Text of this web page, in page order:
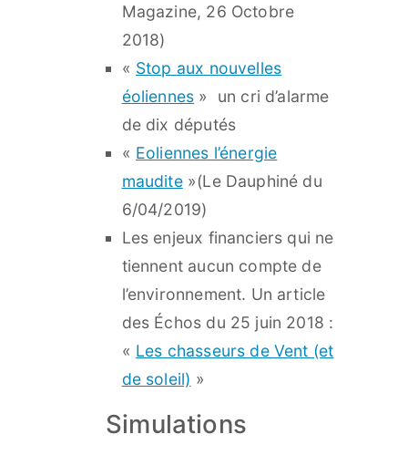
Magazine, 26 Octobre
2018)
« Stop aux nouvelles
éoliennes » un cri d’alarme
de dix députés
« Eoliennes l’énergie
maudite»(Le Dauphiné du
6/04/2019)
Les enjeux financiers qui ne
tiennent aucun compte de
l’environnement. Un article
des Échos du 25 juin 2018 :
« Les chasseurs de Vent (et
de soleil) »
Simulations